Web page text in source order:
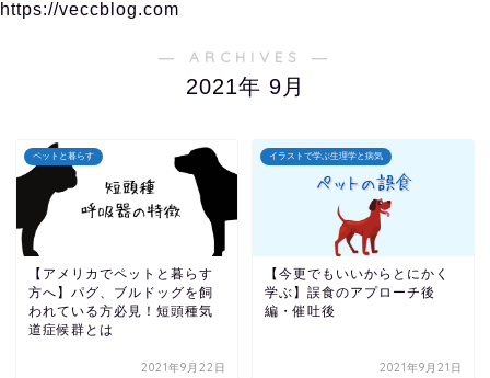
https://veccblog.com
― ARCHIVES ―
2021年 9月
ペットと暮らす
【アメリカでペットと暮らす
方へ】パグ、ブルドッグを飼
われている方必見！短頭種気
道症候群とは
2021年9月22日
イラストで学ぶ生理学と病気
【今更でもいいからとにかく
学ぶ】誤食のアプローチ後
編・催吐後
2021年9月21日